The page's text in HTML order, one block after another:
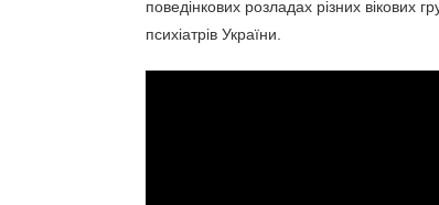
поведінкових розладах різних вікових
психіатрів України.